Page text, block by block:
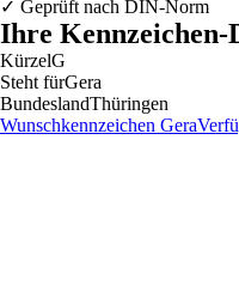
✓ Geprüft nach DIN-Norm
Ihre Kennzeichen-
KürzelG
Steht fürGera
BundeslandThüringen
Wunschkennzeichen Gera